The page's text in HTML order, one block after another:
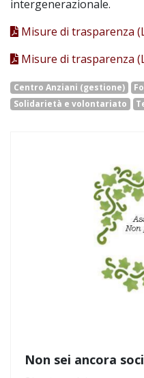
intergenerazionale.
Misure di trasparenza
Misure di trasparenza
Centro Anziani (gestione)
Solidarietà e volontariato
Non sei ancora